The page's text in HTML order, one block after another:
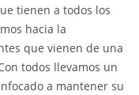
tienen a todos los
hacia la
que vienen de una
todos llevamos un
a mantener su